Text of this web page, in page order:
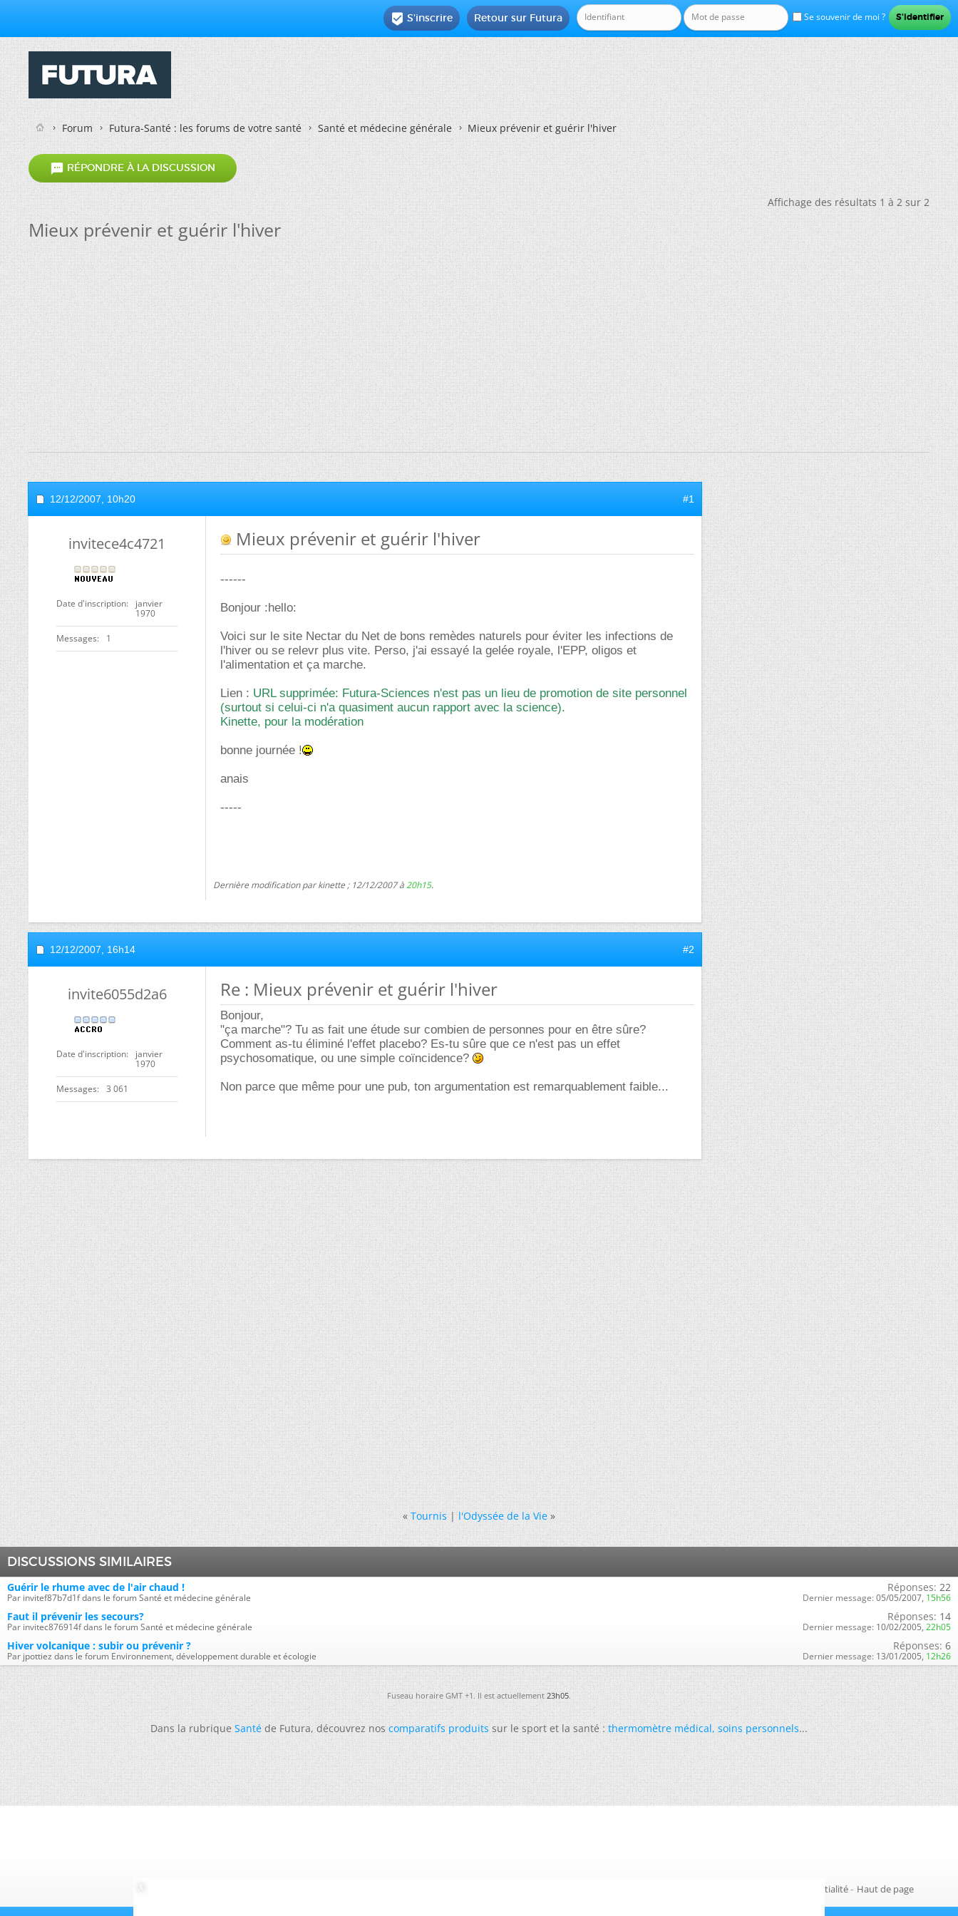
Se souvenir de moi ?
Retour sur Futura
 S'inscrire
Forum Futura-Santé : les forums de votre santé Santé et médecine générale Mieux prévenir et guérir l'hiver
 RÉPONDRE À LA DISCUSSION
Affichage des résultats 1 à 2 sur 2
Mieux prévenir et guérir l'hiver
12/12/2007, 10h20 #1
invitece4c4721
Date d'inscription
janvier
1970
Messages 1
Mieux prévenir et guérir l'hiver
------
Bonjour :hello:
Voici sur le site Nectar du Net de bons remèdes naturels pour éviter les infections de
l'hiver ou se relevr plus vite. Perso, j'ai essayé la gelée royale, l'EPP, oligos et
l'alimentation et ça marche.
Lien : URL supprimée: Futura-Sciences n'est pas un lieu de promotion de site personnel
(surtout si celui-ci n'a quasiment aucun rapport avec la science).
Kinette, pour la modération
bonne journée !
anais
-----
Dernière modification par kinette ; 12/12/2007 à20h15.
12/12/2007, 16h14 #2
invite6055d2a6
Date d'inscription
janvier
1970
Messages 3 061
Re : Mieux prévenir et guérir l'hiver
Bonjour,
"ça marche"? Tu as fait une étude sur combien de personnes pour en être sûre?
Comment as-tu éliminé l'effet placebo? Es-tu sûre que ce n'est pas un effet
psychosomatique, ou une simple coïncidence?
Non parce que même pour une pub, ton argumentation est remarquablement faible...
« Tournis|l'Odyssée de la Vie »
DISCUSSIONS SIMILAIRES
Guérir le rhume avec de l'air chaud !
Par invitef87b7d1f dans le forum Santé et médecine générale
Réponses: 22
Dernier message: 05/05/2007, 15h56
Faut il prévenir les secours?
Par invitec876914f dans le forum Santé et médecine générale
Réponses: 14
Dernier message: 10/02/2005, 22h05
Hiver volcanique : subir ou prévenir ?
Par jpottiez dans le forum Environnement, développement durable et écologie
Réponses: 6
Dernier message: 13/01/2005, 12h26
Fuseau horaire GMT +1. Il est actuellement23h05.
Dans la rubriqueSantéde Futura, découvrez noscomparatifs produitssur le sport et la santé :thermomètre médical,soins personnels...
Politique de confidentialité- Haut de page